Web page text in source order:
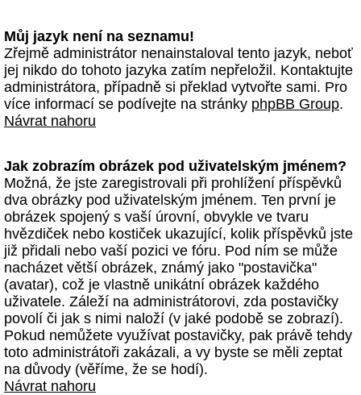
Můj jazyk není na seznamu!
Zřejmě administrátor nenainstaloval tento jazyk, neboť
jej nikdo do tohoto jazyka zatím nepřeložil. Kontaktujte
administrátora, případně si překlad vytvořte sami. Pro
více informací se podívejte na stránky phpBB Group.
Návrat nahoru
Jak zobrazím obrázek pod uživatelským jménem?
Možná, že jste zaregistrovali při prohlížení příspěvků
dva obrázky pod uživatelským jménem. Ten první je
obrázek spojený s vaší úrovní, obvykle ve tvaru
hvězdiček nebo kostiček ukazující, kolik příspěvků jste
již přidali nebo vaší pozici ve fóru. Pod ním se může
nacházet větší obrázek, známý jako "postavička"
(avatar), což je vlastně unikátní obrázek každého
uživatele. Záleží na administrátorovi, zda postavičky
povolí či jak s nimi naloží (v jaké podobě se zobrazí).
Pokud nemůžete využívat postavičky, pak právě tehdy
toto administrátoři zakázali, a vy byste se měli zeptat
na důvody (věříme, že se hodí).
Návrat nahoru